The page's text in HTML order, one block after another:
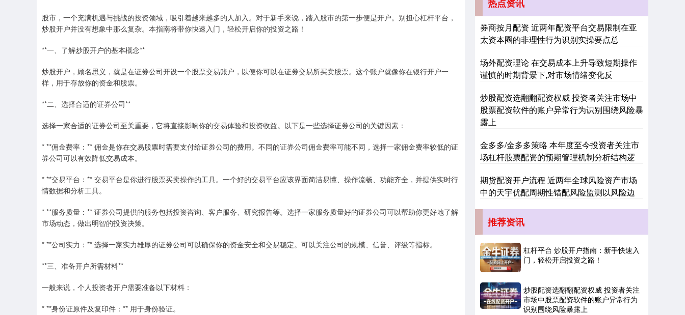
股市，一个充满机遇与挑战的投资领域，吸引着越来越多的人加入。对于新手来说，踏入股市的第一步便是开户。别担心杠杆平台，
炒股开户并没有想象中那么复杂。本指南将带你快速入门，轻松开启你的投资之路！
**一、了解炒股开户的基本概念**
炒股开户，顾名思义，就是在证券公司开设一个股票交易账户，以便你可以在证券交易所买卖股票。这个账户就像你在银行开户一
样，用于存放你的资金和股票。
**二、选择合适的证券公司**
选择一家合适的证券公司至关重要，它将直接影响你的交易体验和投资收益。以下是一些选择证券公司的关键因素：
* **佣金费率：** 佣金是你在交易股票时需要支付给证券公司的费用。不同的证券公司佣金费率可能不同，选择一家佣金费率较低的证
券公司可以有效降低交易成本。
* **交易平台：** 交易平台是你进行股票买卖操作的工具。一个好的交易平台应该界面简洁易懂、操作流畅、功能齐全，并提供实时行
情数据和分析工具。
* **服务质量：** 证券公司提供的服务包括投资咨询、客户服务、研究报告等。选择一家服务质量好的证券公司可以帮助你更好地了解
市场动态，做出明智的投资决策。
* **公司实力：** 选择一家实力雄厚的证券公司可以确保你的资金安全和交易稳定。可以关注公司的规模、信誉、评级等指标。
**三、准备开户所需材料**
一般来说，个人投资者开户需要准备以下材料：
* **身份证原件及复印件：** 用于身份验证。
上证综指
深证成指 14311.01 +200.89 +1.42%
沪深300 4694.44 +43.13
热点资讯
券商按月配资 近两年配资平台交易限制在亚
太资本圈的非理性行为识别实操要点总
场外配资理论 在交易成本上升导致短期操作
谨慎的时期背景下,对市场情绪变化反
炒股配资选翻翻配资权威 投资者关注市场中
股票配资软件的账户异常行为识别围绕风险暴
露上
金多多/金多多策略 本年度至今投资者关注市
场杠杆股票配资的预期管理机制分析结构逻
期货配资开户流程 近两年全球风险资产市场
中的天宇优配周期性错配风险监测以风险边
推荐资讯
杠杆平台 炒股开户指南：新手快速入
门，轻松开启投资之路！
炒股配资选翻翻配资权威 投资者关注
市场中股票配资软件的账户异常行为
识别围绕风险暴露上